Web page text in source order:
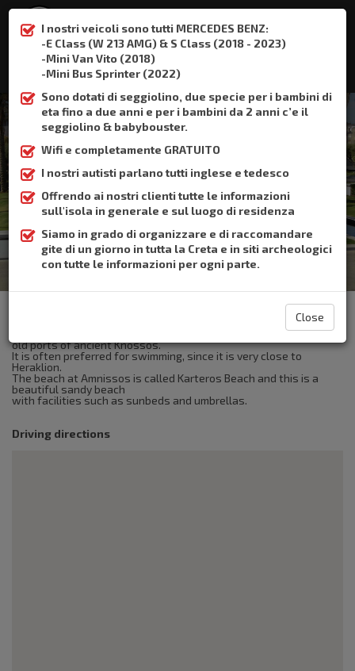
I nostri veicoli sono tutti MERCEDES BENZ:
-E Class (W 213 AMG) & S Class (2018 - 2023)
-Mini Van Vito (2018)
-Mini Bus Sprinter (2022)
Sono dotati di seggiolino, due specie per i bambini di
eta fino a due anni e per i bambini da 2 anni c’e il
seggiolino & babybouster.
Wifi e completamente GRATUITO
I nostri autisti parlano tutti inglese e tedesco
Offrendo ai nostri clienti tutte le informazioni
sull'isola in generale e sul luogo di residenza
Siamo in grado di organizzare e di raccomandare
gite di un giorno in tutta la Creta e in siti archeologici
con tutte le informazioni per ogni parte.
Close
+306932337015
Amnisos
Home Amnisos
The Amnissos is located in the east of Heraklion.It is one of the
old ports of ancient Knossos.
It is often preferred for swimming, since it is very close to
Heraklion.
The beach at Amnissos is called Karteros Beach and this is a
beautiful sandy beach
with facilities such as sunbeds and umbrellas.
Driving directions